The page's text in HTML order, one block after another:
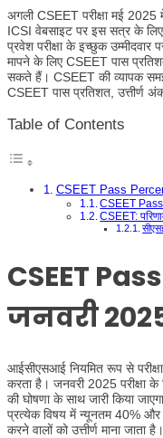
अगली CSEET परीक्षा मई 2025 में
ICSI वेबसाइट पर इस सत्र के
प्रवेश परीक्षा के इच्छुक
मापने के लिए CSEET पास
सकते हैं। CSEET की व्यापक
CSEET पास प्रतिशत, उत्तीर्ण
Table of Contents
CSEET Pass
CSEET Pass
CSEET:
CSEET
जनवरी
आईसीएसआई नियमित रूप से
करता है। जनवरी 2025 परीक्षा के
की घोषणा के साथ जारी किया
प्रत्येक विषय में न्यूनतम 40%
करने वालों को उत्तीर्ण माना